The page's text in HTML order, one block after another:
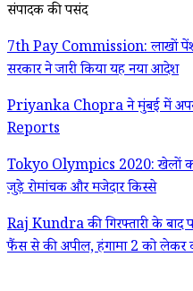
संपादक की पसंद
7th Pay Commission: लाखों
सरकार ने जारी किया यह नया आदेश
Priyanka Chopra ने मुंबई में अपनी
Reports
Tokyo Olympics 2020: खेलों
जुड़े रोमांचक और मजेदार किस्से
Raj Kundra की गिरफ्तारी के बाद
फैंस से की अपील, हंगामा 2 को लेकर